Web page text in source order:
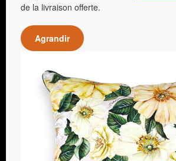
de la livraison offerte.
Agrandir